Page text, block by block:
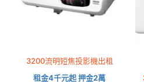
3200流明短焦投影機出租
租金4千元起 押金2萬